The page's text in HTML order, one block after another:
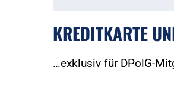
KREDITKARTE
…exklusiv für DPolG-